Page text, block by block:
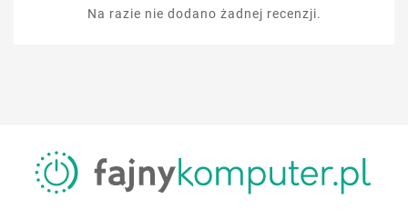
Na razie nie dodano żadnej recenzji.